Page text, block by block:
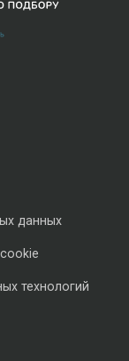
данных
технологий